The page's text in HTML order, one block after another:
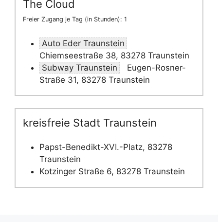
The Cloud
Freier Zugang je Tag (in Stunden): 1
Auto Eder Traunstein
Chiemseestraße 38, 83278 Traunstein
Subway Traunstein
Eugen-Rosner-
Straße 31, 83278 Traunstein
kreisfreie Stadt Traunstein
Papst-Benedikt-XVI.-Platz, 83278
Traunstein
Kotzinger Straße 6, 83278 Traunstein